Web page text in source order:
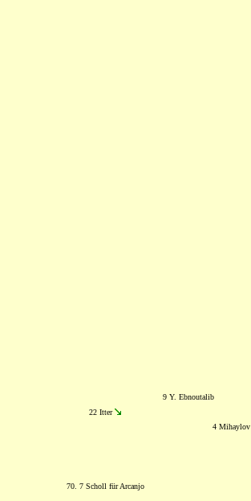
9 Y. Ebnoutalib
22 Itter
4 Mihaylov
70. 7 Scholl für Arcanjo